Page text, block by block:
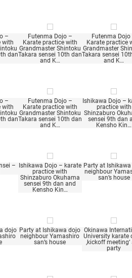
–
with
dan
Futenma Dojo –
Karate practice with
Grandmaster Shintoku
Takara sensei 10th dan
and K…
Futenma
Karate practice
Grandmaster
Takara sensei
and K…
–
with
dan
Futenma Dojo –
Karate practice with
Grandmaster Shintoku
Takara sensei 10th dan
and K…
Ishikawa Dojo –
practice with
Shinzaburo
sensei 9th dan
Kensho Kin…
–
Ishikawa Dojo – karate
practice with
Shinzaburo Okuhama
sensei 9th dan and
Kensho Kin…
Party at
neighbour
san’s house
dojo Party at Ishikawa dojo
neighbour Yamashiro
san’s house
Okinawa
University karate
‚kickoff meeting‘
party